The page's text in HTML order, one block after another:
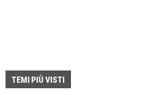
TEMI PIÙ VISTI